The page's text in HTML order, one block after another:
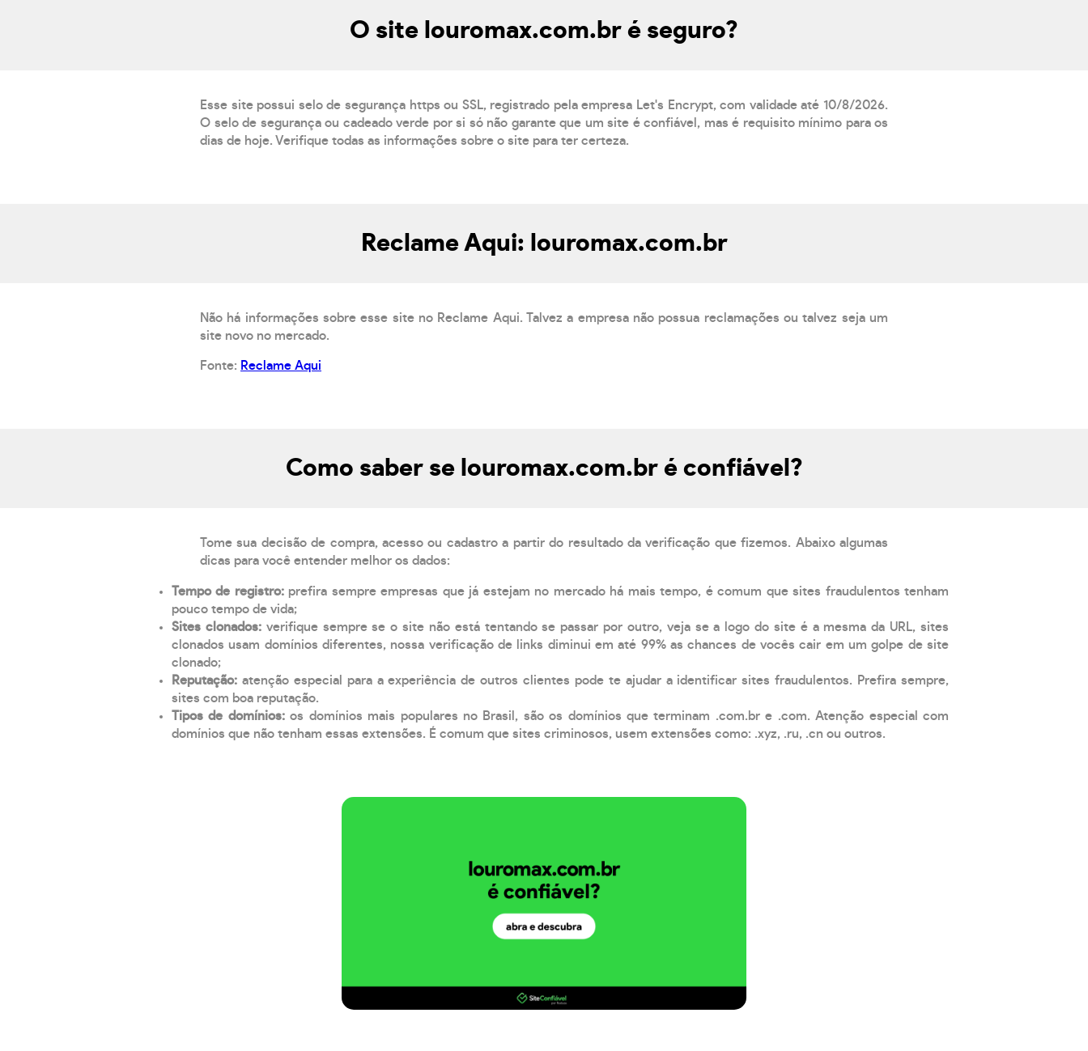
O site louromax.com.br é seguro?
Esse site possui selo de segurança https ou SSL, registrado pela empresa Let's Encrypt, com validade até 10/8/2026.
O selo de segurança ou cadeado verde por si só não garante que um site é confiável, mas é requisito mínimo para os
dias de hoje. Verifique todas as informações sobre o site para ter certeza.
Reclame Aqui: louromax.com.br
Não há informações sobre esse site no Reclame Aqui. Talvez a empresa não possua reclamações ou talvez seja um
site novo no mercado.
Fonte: Reclame Aqui
Como saber se louromax.com.br é confiável?
Tome sua decisão de compra, acesso ou cadastro a partir do resultado da verificação que fizemos. Abaixo algumas
dicas para você entender melhor os dados:
Tempo de registro: prefira sempre empresas que já estejam no mercado há mais tempo, é comum que sites fraudulentos tenham
pouco tempo de vida;
Sites clonados: verifique sempre se o site não está tentando se passar por outro, veja se a logo do site é a mesma da URL, sites
clonados usam domínios diferentes, nossa verificação de links diminui em até 99% as chances de vocês cair em um golpe de site
clonado;
Reputação: atenção especial para a experiência de outros clientes pode te ajudar a identificar sites fraudulentos. Prefira sempre,
sites com boa reputação.
Tipos de domínios:os domínios mais populares no Brasil, são os domínios que terminam .com.br e .com. Atenção especial com
domínios que não tenham essas extensões. É comum que sites criminosos, usem extensões como: .xyz, .ru, .cn ou outros.